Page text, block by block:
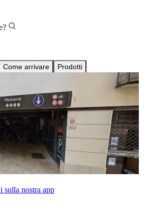
Come arrivare Prodotti
sulla nostra app